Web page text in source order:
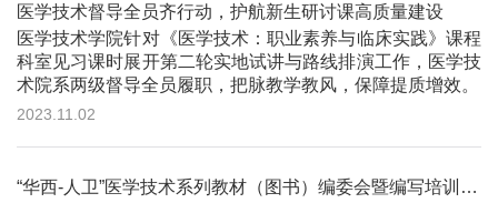
医学技术督导全员齐行动，护航新生研讨课高质量建设
医学技术学院针对《医学技术：职业素养与临床实践》课程
科室见习课时展开第二轮实地试讲与路线排演工作，医学技
术院系两级督导全员履职，把脉教学教风，保障提质增效。
2023.11.02
“华西-人卫”医学技术系列教材（图书）编委会暨编写培训会顺利召开